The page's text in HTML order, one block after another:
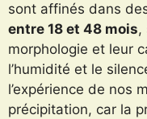
sont affinés dans
entre 18 et 48 mois,
morphologie et leur
l’humidité et le
l’expérience de nos
précipitation, car la